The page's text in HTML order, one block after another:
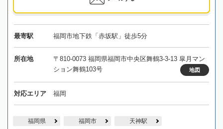
最寄駅 福岡市地下鉄「赤坂駅」徒歩5分
所在地
〒810-0073 福岡県福岡市中央区舞鶴3-3-13 皐月マン
ション舞鶴103号
地図
対応エリア 福岡
福岡県 福岡市 天神駅